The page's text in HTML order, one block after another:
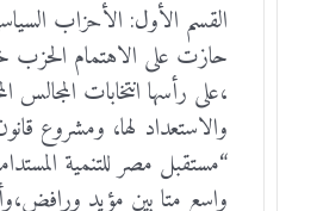
القسم الأول: الأحزاب
،على رأسها انتخابات المجالس
والاستعداد لها، ومشروع
“مستقبل مصر للتنمية
واسع متا بين مؤيد